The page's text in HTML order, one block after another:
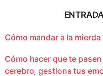
Cómo mandar a la
Cómo hacer que te
cerebro, gestiona tus